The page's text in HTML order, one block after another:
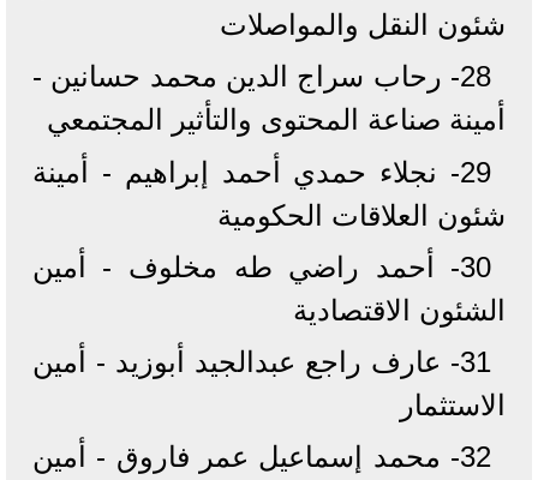
شئون النقل والمواصلات
28- رحاب سراج الدين محمد حسانين -
أمينة صناعة المحتوى والتأثير المجتمعي
29- نجلاء حمدي أحمد إبراهيم - أمينة
شئون العلاقات الحكومية
30- أحمد راضي طه مخلوف - أمين
الشئون الاقتصادية
31- عارف راجع عبدالجيد أبوزيد - أمين
الاستثمار
32- محمد إسماعيل عمر فاروق - أمين